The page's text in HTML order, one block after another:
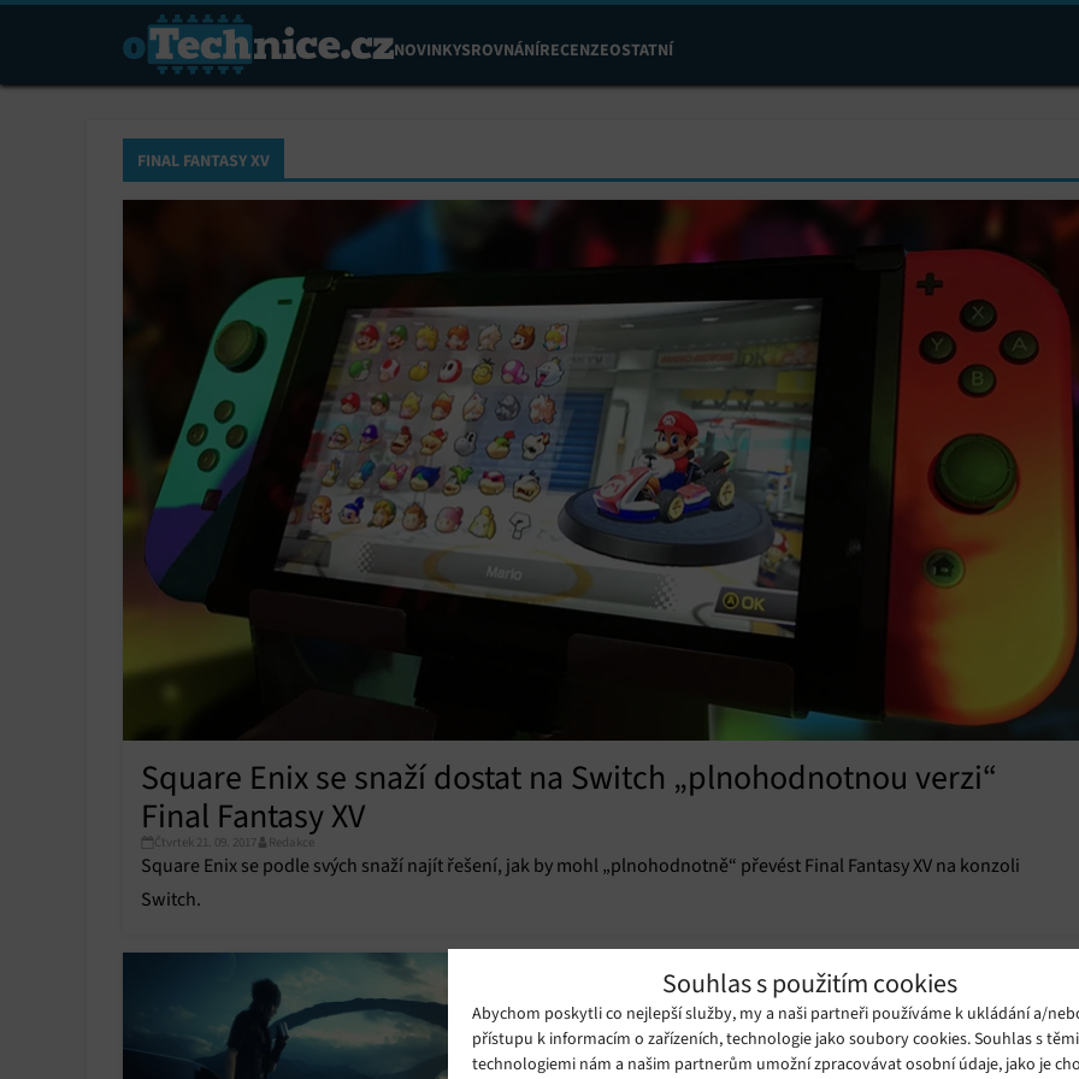
Souhlas s použitím cookies
Abychom poskytli co nejlepší služby, my a naši partneři používáme k ukládání a/
přístupu k informacím o zařízeních, technologie jako soubory cookies. Souhlas s
technologiemi nám a našim partnerům umožní zpracovávat osobní údaje, jako je
NOVINKYSROVNÁNÍRECENZEOSTATNÍ
FINAL FANTASY XV
Square Enix se snaží dostat na Switch „plnohodnotnou verzi“
Final Fantasy XV
Čtvrtek 21. 09. 2017 Redakce
Square Enix se podle svých snaží najít řešení, jak by mohl „plnohodnotně“ převést Final Fantasy XV na konzoli
Switch.